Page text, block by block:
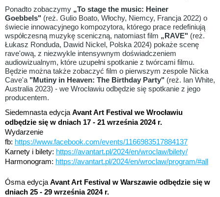
Ponadto zobaczymy „To stage the music: Heiner
Goebbels" (reż. Gulio Boato, Włochy, Niemcy, Francja 2022) o
świecie innowacyjnego kompozytora, którego prace redefiniują
współczesną muzykę sceniczną, natomiast film „RAVE" (reż.
Łukasz Ronduda, Dawid Nickel, Polska 2024) pokaże scenę
rave'ową, z niezwykle intensywnym doświadczeniem
audiowizualnym, które uzupełni spotkanie z twórcami filmu.
Będzie można także zobaczyć film o pierwszym zespole Nicka
Cave'a "Mutiny in Heaven: The Birthday Party" (reż. Ian White,
Australia 2023) - we Wrocławiu odbędzie się spotkanie z jego
producentem.
Siedemnasta edycja Avant Art Festival we Wrocławiu
odbędzie się w dniach 17 - 21 września 2024 r.
Wydarzenie
fb: https://www.facebook.com/events/1166983517884137
Karnety i bilety: https://avantart.pl/2024/en/wroclaw/bilety/
Harmonogram: https://avantart.pl/2024/en/wroclaw/program/#all
Ósma edycja Avant Art Festival w Warszawie odbędzie się w
dniach 25 - 29 września 2024 r.